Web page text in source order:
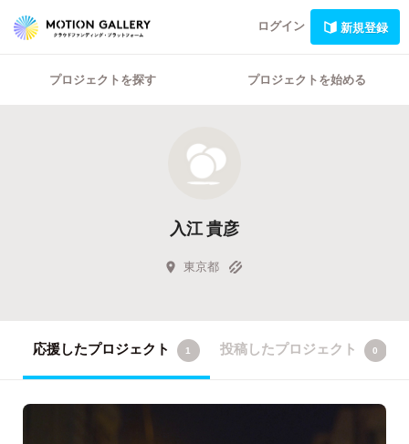
ログイン 新規登録
プロジェクトを探す プロジェクトを始める
入江 貴彦
東京都
応援したプロジェクト 1 投稿したプロジェクト 0